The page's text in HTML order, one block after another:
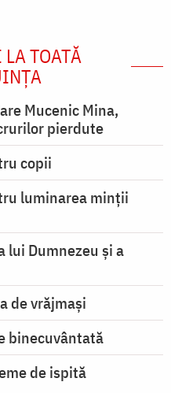
TOATĂ
Mucenic Mina,
pierdute
copii
luminarea minţii
lui Dumnezeu şi a
de vrăjmași
binecuvântată
de ispită